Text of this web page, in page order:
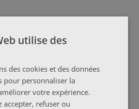
utilise des
des cookies et des données
pour personnaliser la
votre expérience.
accepter, refuser ou